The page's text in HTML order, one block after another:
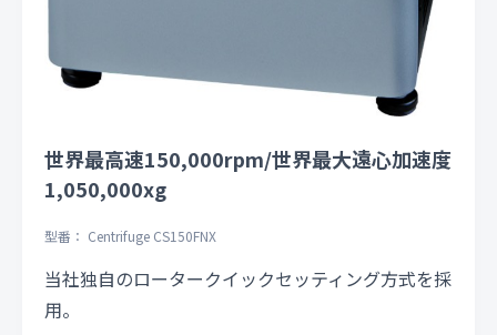
世界最高速150,000rpm/世界最大遠心加速度
1,050,000xg
型番： Centrifuge CS150FNX
当社独自のロータークイックセッティング方式を採
用。